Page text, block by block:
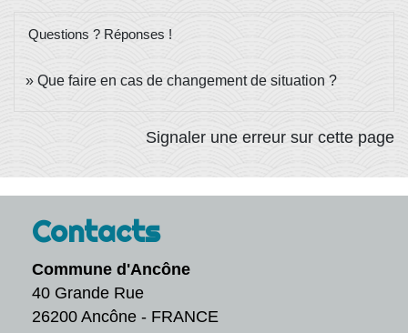
Questions ? Réponses !
Que faire en cas de changement de situation ?
Signaler une erreur sur cette page
Contacts
Commune d'Ancône
40 Grande Rue
26200 Ancône - FRANCE